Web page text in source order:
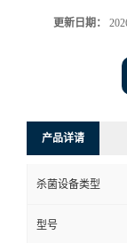
更新日期：
产品详请
杀菌设备类型
型号